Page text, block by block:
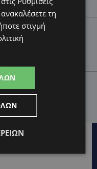
σκηνή στην
τιμή και μεγάλη
με το Arla
τη
στιγμή